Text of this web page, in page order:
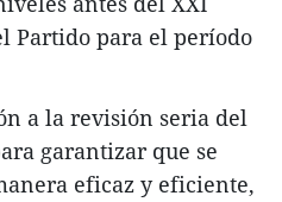
Partido para el período
a la revisión seria del
garantizar que se
eficaz y eficiente,